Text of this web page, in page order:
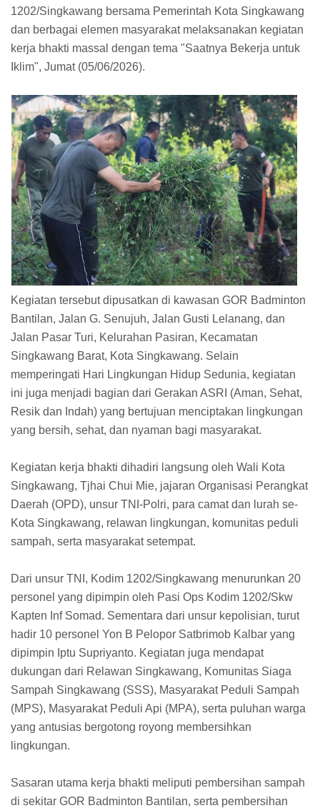
1202/Singkawang bersama Pemerintah Kota Singkawang
dan berbagai elemen masyarakat melaksanakan kegiatan
kerja bhakti massal dengan tema "Saatnya Bekerja untuk
Iklim", Jumat (05/06/2026).
Kegiatan tersebut dipusatkan di kawasan GOR Badminton
Bantilan, Jalan G. Senujuh, Jalan Gusti Lelanang, dan
Jalan Pasar Turi, Kelurahan Pasiran, Kecamatan
Singkawang Barat, Kota Singkawang. Selain
memperingati Hari Lingkungan Hidup Sedunia, kegiatan
ini juga menjadi bagian dari Gerakan ASRI (Aman, Sehat,
Resik dan Indah) yang bertujuan menciptakan lingkungan
yang bersih, sehat, dan nyaman bagi masyarakat.
Kegiatan kerja bhakti dihadiri langsung oleh Wali Kota
Singkawang, Tjhai Chui Mie, jajaran Organisasi Perangkat
Daerah (OPD), unsur TNI-Polri, para camat dan lurah se-
Kota Singkawang, relawan lingkungan, komunitas peduli
sampah, serta masyarakat setempat.
Dari unsur TNI, Kodim 1202/Singkawang menurunkan 20
personel yang dipimpin oleh Pasi Ops Kodim 1202/Skw
Kapten Inf Somad. Sementara dari unsur kepolisian, turut
hadir 10 personel Yon B Pelopor Satbrimob Kalbar yang
dipimpin Iptu Supriyanto. Kegiatan juga mendapat
dukungan dari Relawan Singkawang, Komunitas Siaga
Sampah Singkawang (SSS), Masyarakat Peduli Sampah
(MPS), Masyarakat Peduli Api (MPA), serta puluhan warga
yang antusias bergotong royong membersihkan
lingkungan.
Sasaran utama kerja bhakti meliputi pembersihan sampah
di sekitar GOR Badminton Bantilan, serta pembersihan